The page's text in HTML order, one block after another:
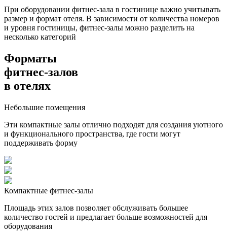
При оборудовании фитнес-зала в гостинице важно учитывать
размер и формат отеля. В зависимости от количества номеров
и уровня гостиницы, фитнес-залы можно разделить на
несколько категорий
Форматы
фитнес-залов
в отелях
Небольшие помещения
Эти компактные залы отлично подходят для создания уютного
и функционального пространства, где гости могут
поддерживать форму
Компактные фитнес-залы
Площадь этих залов позволяет обслуживать большее
количество гостей и предлагает больше возможностей для
оборудования